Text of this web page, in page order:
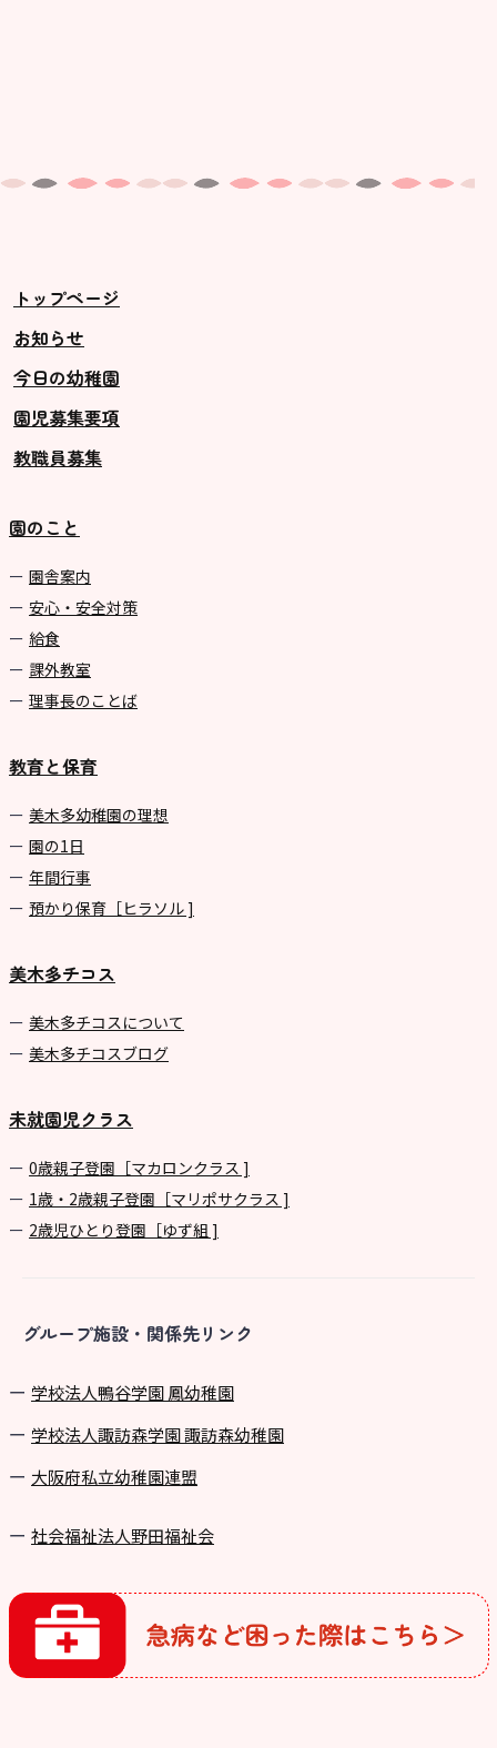
トップページ
お知らせ
今日の幼稚園
園児募集要項
教職員募集
園のこと
園舎案内
安心・安全対策
給食
課外教室
理事長のことば
教育と保育
美⽊多幼稚園の理想
園の1⽇
年間⾏事
預かり保育［ヒラソル ]
美木多チコス
美⽊多チコスについて
美⽊多チコスブログ
未就園児クラス
0歳親子登園［マカロンクラス ]
1歳・2歳親子登園［マリポサクラス ]
2歳児ひとり登園［ゆず組 ]
グループ施設・関係先リンク
学校法⼈鴨⾕学園 鳳幼稚園
学校法⼈諏訪森学園 諏訪森幼稚園
⼤阪府私⽴幼稚園連盟
社会福祉法人野田福祉会